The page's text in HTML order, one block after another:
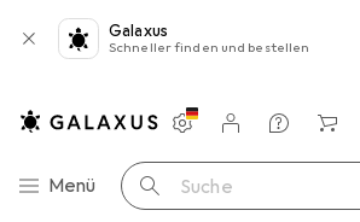
Galaxus
Schneller finden und bestellen
Navigation nach Kategorien
Menü Suche
Einstellungen
Kundenkonto
Vergleichslisten
Merklisten
Warenkorb